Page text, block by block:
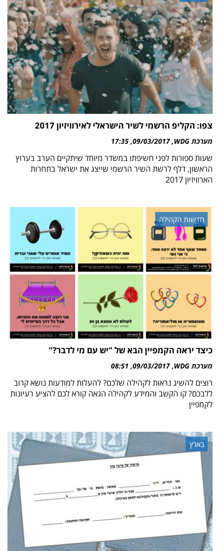
צפו: הקליפ הרשמי לשיר הישראלי לאירוויזיון 2017
מערכת WDG 09/03/2017
17:35
שעות ספורות לפני חשיפתו במשדר מיוחד שיתקיים הערב בערוץ
הראשון, דלף לרשת השיר הרשמי שייצג את ישראל בתחרות
הארוויזיון 2017
חדשות הקהילה
כיצד יראה הקמפיין הבא של "יש עם מי לדבר?"
מערכת WDG 09/03/2017
08:51
רוצים להשיג נראות לקהילה שלכם? להעלות למודעות נושא קרוב
ללבכם? קו הקשב והמידע לקהילה הגאה קורא לכם להציע רעיונות
לקמפיין
בארץ